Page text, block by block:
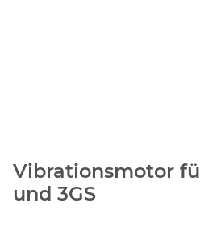
Vibrationsmotor
und 3GS